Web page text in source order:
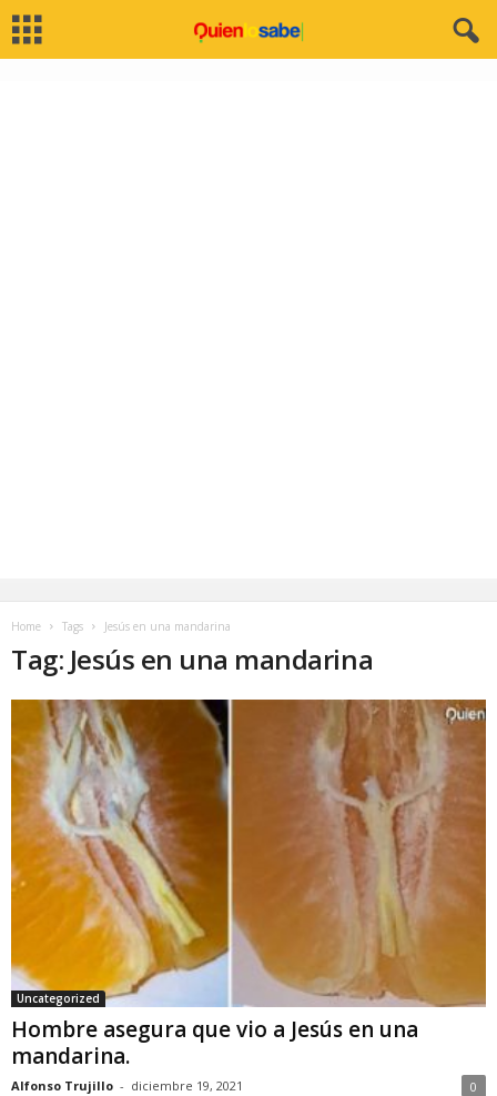
Home Tags Jesús en una mandarina
Tag: Jesús en una mandarina
Uncategorized
Hombre asegura que vio a Jesús en una
mandarina.
Alfonso Trujillo - diciembre 19, 2021 0